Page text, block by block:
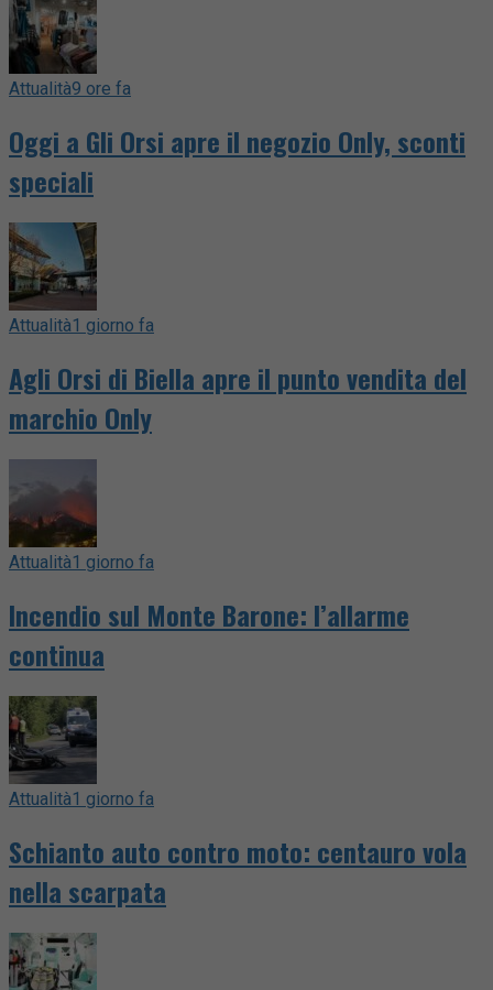
Attualità9 ore fa
Oggi a Gli Orsi apre il negozio Only, sconti
speciali
Attualità1 giorno fa
Agli Orsi di Biella apre il punto vendita del
marchio Only
Attualità1 giorno fa
Incendio sul Monte Barone: l’allarme
continua
Attualità1 giorno fa
Schianto auto contro moto: centauro vola
nella scarpata